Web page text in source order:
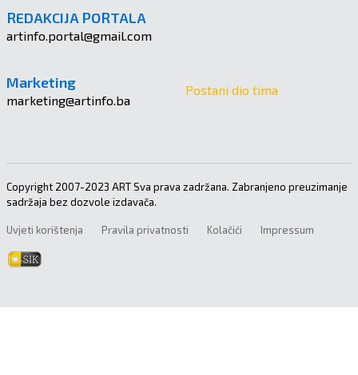
REDAKCIJA PORTALA
artinfo.portal@gmail.com
Marketing
marketing@artinfo.ba
Postani dio tima
Copyright 2007-2023 ART Sva prava zadržana. Zabranjeno preuzimanje
sadržaja bez dozvole izdavača.
Uvjeti korištenja Pravila privatnosti Kolačići Impressum